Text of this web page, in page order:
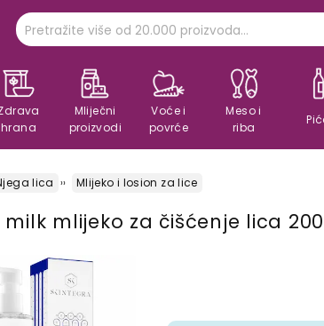
hrana
Mliječni
proizvodi
Voće i
povrće
Meso i
riba
lica Mlijeko i losion za lice
milk mlijeko za čišćenje lica